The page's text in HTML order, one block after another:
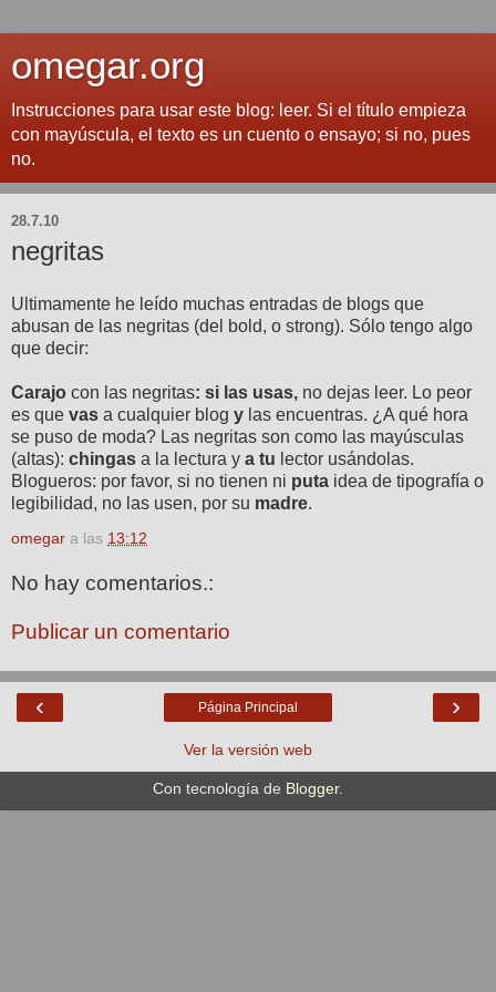
omegar.org
Instrucciones para usar este blog: leer. Si el título empieza
con mayúscula, el texto es un cuento o ensayo; si no, pues
no.
28.7.10
negritas
Ultimamente he leído muchas entradas de blogs que
abusan de las negritas (del bold, o strong). Sólo tengo algo
que decir:
Carajo con las negritas: si las usas, no dejas leer. Lo peor
es que vas a cualquier blog y las encuentras. ¿A qué hora
se puso de moda? Las negritas son como las mayúsculas
(altas): chingas a la lectura y a tu lector usándolas.
Blogueros: por favor, si no tienen ni puta idea de tipografía o
legibilidad, no las usen, por su madre.
omegar a las 13:12
No hay comentarios.:
Publicar un comentario
‹ ›
Página Principal
Ver la versión web
Con tecnología de Blogger.